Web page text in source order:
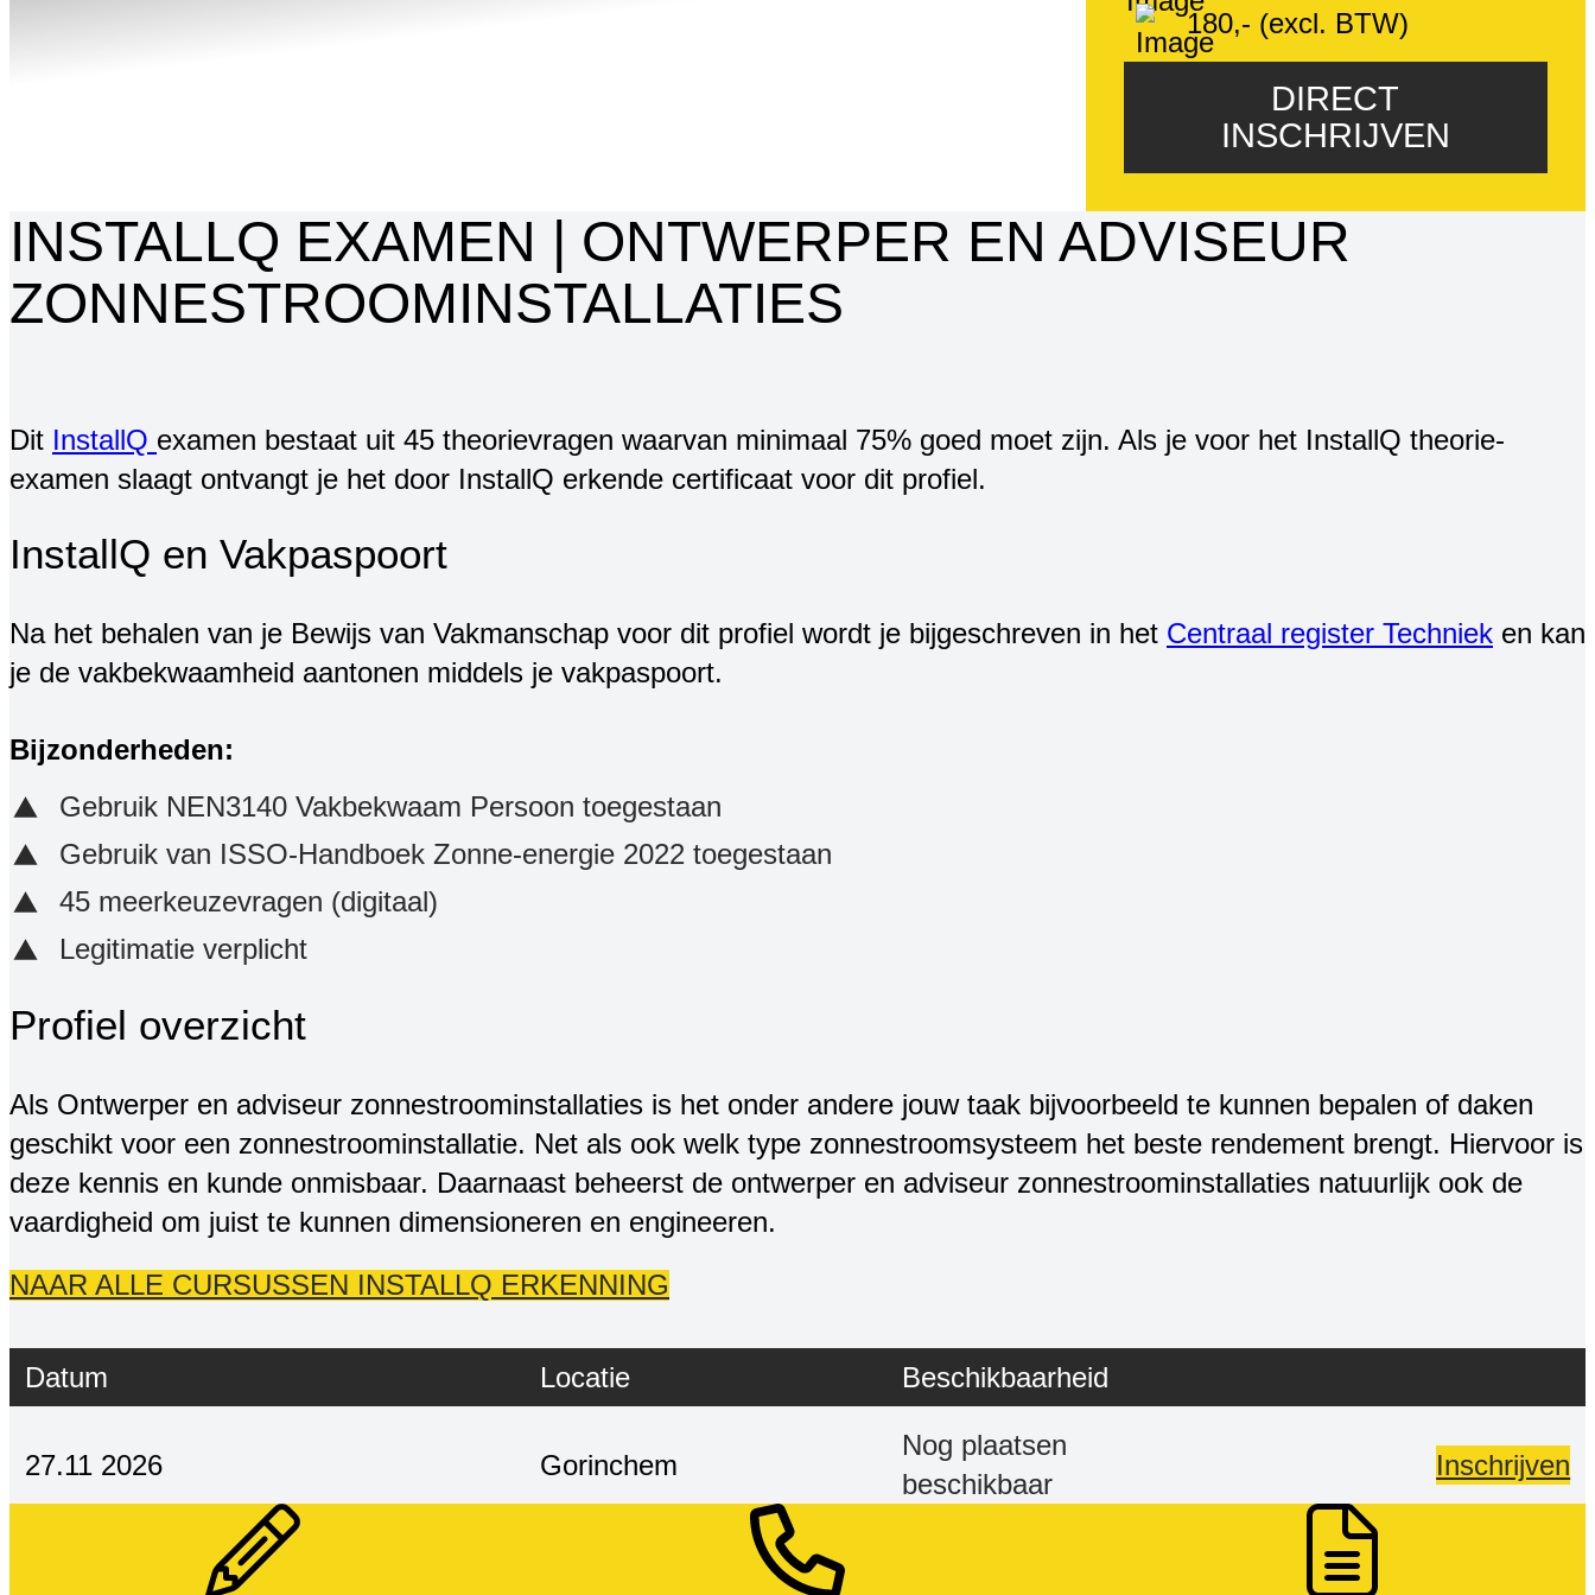
180,- (excl. BTW)
DIRECT
INSCHRIJVEN
INSTALLQ EXAMEN | ONTWERPER EN ADVISEUR
ZONNESTROOMINSTALLATIES
Dit InstallQ examen bestaat uit 45 theorievragen waarvan minimaal 75% goed moet zijn. Als je voor het InstallQ theorie-
examen slaagt ontvangt je het door InstallQ erkende certificaat voor dit profiel.
InstallQ en Vakpaspoort
Na het behalen van je Bewijs van Vakmanschap voor dit profiel wordt je bijgeschreven in het Centraal register Techniek en kan
je de vakbekwaamheid aantonen middels je vakpaspoort.
Bijzonderheden:
Gebruik NEN3140 Vakbekwaam Persoon toegestaan
Gebruik van ISSO-Handboek Zonne-energie 2022 toegestaan
45 meerkeuzevragen (digitaal)
Legitimatie verplicht
Profiel overzicht
Als Ontwerper en adviseur zonnestroominstallaties is het onder andere jouw taak bijvoorbeeld te kunnen bepalen of daken
geschikt voor een zonnestroominstallatie. Net als ook welk type zonnestroomsysteem het beste rendement brengt. Hiervoor is
deze kennis en kunde onmisbaar. Daarnaast beheerst de ontwerper en adviseur zonnestroominstallaties natuurlijk ook de
vaardigheid om juist te kunnen dimensioneren en engineeren.
NAAR ALLE CURSUSSEN INSTALLQ ERKENNING
Datum Locatie Beschikbaarheid
27.11 2026 Gorinchem
Nog plaatsen
beschikbaar
Inschrijven